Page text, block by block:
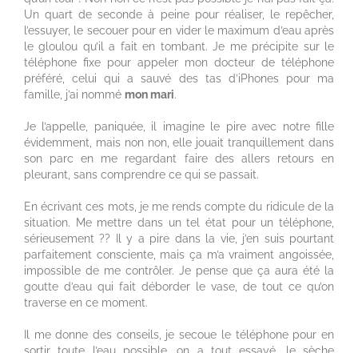
Un quart de seconde à peine pour réaliser, le repêcher,
l’essuyer, le secouer pour en vider le maximum d’eau après
le gloulou qu’il a fait en tombant. Je me précipite sur le
téléphone fixe pour appeler mon docteur de téléphone
préféré, celui qui a sauvé des tas d’iPhones pour ma
famille, j’ai nommé mon mari.
Je l’appelle, paniquée, il imagine le pire avec notre fille
évidemment, mais non non, elle jouait tranquillement dans
son parc en me regardant faire des allers retours en
pleurant, sans comprendre ce qui se passait.
En écrivant ces mots, je me rends compte du ridicule de la
situation. Me mettre dans un tel état pour un téléphone,
sérieusement ?? Il y a pire dans la vie, j’en suis pourtant
parfaitement consciente, mais ça m’a vraiment angoissée,
impossible de me contrôler. Je pense que ça aura été la
goutte d’eau qui fait déborder le vase, de tout ce qu’on
traverse en ce moment.
Il me donne des conseils, je secoue le téléphone pour en
sortir toute l’eau possible, on a tout essayé, le sèche